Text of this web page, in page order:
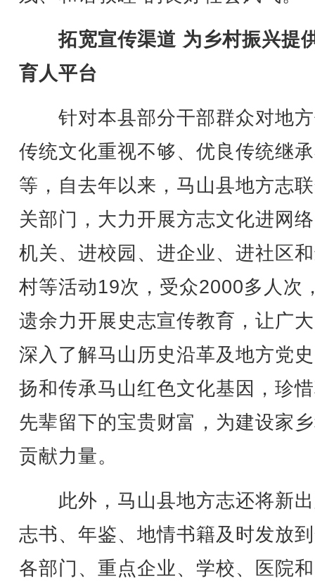
拓宽宣传渠道 为乡村振兴提
育人平台
针对本县部分干部群众对地
传统文化重视不够、优良传统继
等，自去年以来，马山县地方志
关部门，大力开展方志文化进网
机关、进校园、进企业、进社区
村等活动19次，受众2000多人次
遗余力开展史志宣传教育，让广
深入了解马山历史沿革及地方党
扬和传承马山红色文化基因，珍
先辈留下的宝贵财富，为建设家
贡献力量。
此外，马山县地方志还将新
志书、年鉴、地情书籍及时发放
各部门、重点企业、学校、医院